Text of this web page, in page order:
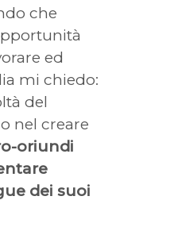
che
ed
mi chiedo:
del
nel creare
oriundi
dei suoi